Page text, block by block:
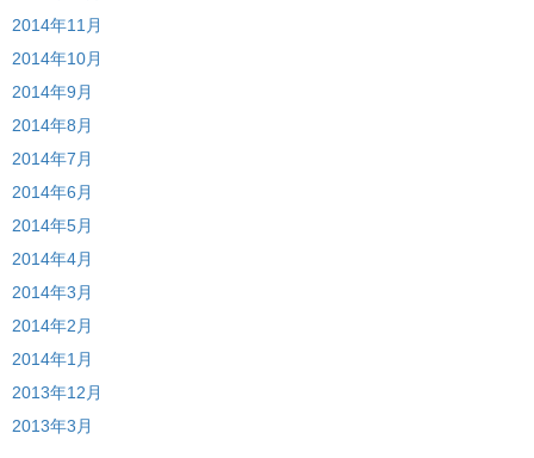
2014年11月
2014年10月
2014年9月
2014年8月
2014年7月
2014年6月
2014年5月
2014年4月
2014年3月
2014年2月
2014年1月
2013年12月
2013年3月